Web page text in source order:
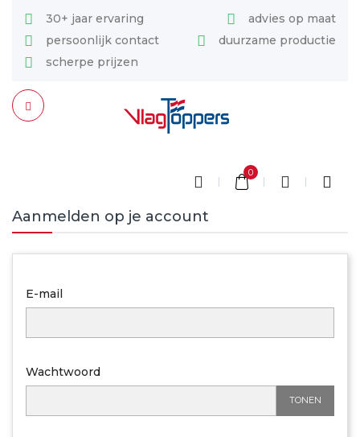
30+ jaar ervaring
advies op maat
persoonlijk contact
duurzame productie
scherpe prijzen
0
Aanmelden op je account
E-mail
Wachtwoord
TONEN